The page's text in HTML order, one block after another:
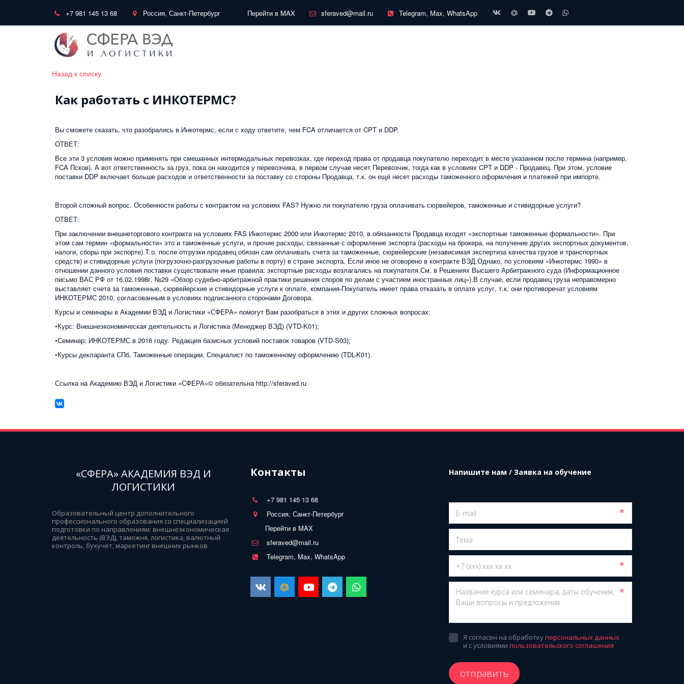
+7 981 145 13 68 Россия, Санкт-Петербург Перейти в MAX sferaved@mail.ru Telegram, Max, WhatsApp
Назад к списку
Как работать с ИНКОТЕРМС?
Вы сможете сказать, что разобрались в Инкотермс, если с ходу ответите, чем FCA отличается от CPT и DDP.
ОТВЕТ:
Все эти 3 условия можно применять при смешанных интермодальных перевозках, где переход права от продавца покупателю переходит в месте указанном после термина (например,
FCA Псков). А вот ответственность за груз, пока он находится у перевозчика, в первом случае несет Перевозчик, тогда как в условиях CPT и DDP - Продавец. При этом, условие
поставки DDP включает больше расходов и ответственности за поставку со стороны Продавца, т.к. он ещё несет расходы таможенного оформления и платежей при импорте.
Второй сложный вопрос. Особенности работы с контрактом на условиях FAS? Нужно ли покупателю груза оплачивать сюрвейеров, таможенные и стивидорные услуги?
ОТВЕТ:
При заключении внешнеторгового контракта на условиях FAS Инкотермс 2000 или Инкотермс 2010, в обязанности Продавца входят «экспортные таможенные формальности». При
этом сам термин «формальности» это и таможенные услуги, и прочие расходы, связанные с оформление экспорта (расходы на брокера, на получение других экспортных документов,
налоги, сборы при экспорте).Т.о. после отгрузки продавец обязан сам оплачивать счета за таможенные, сюрвейерские (независимая экспертиза качества грузов и транспортных
средств) и стивидорные услуги (погрузочно-разгрузочные работы в порту) в стране экспорта. Если иное не оговорено в контракте ВЭД.Однако, по условиям «Инкотермс 1990» в
отношении данного условия поставки существовали иные правила: экспортные расходы возлагались на покупателя.См. в Решениях Высшего Арбитражного суда (Информационное
письмо ВАС РФ от 16.02.1998г. №29 «Обзор судебно-арбитражной практики решения споров по делам с участием иностранных лиц»).В случае, если продавец груза неправомерно
выставляет счета за таможенные, сюрвейерские и стивидорные услуги к оплате, компания-Покупатель имеет права отказать в оплате услуг, т.к. они противоречат условиям
ИНКОТЕРМС 2010, согласованным в условиях подписанного сторонами Договора.
Курсы и семинары в Академии ВЭД и Логистики «СФЕРА» помогут Вам разобраться в этих и других сложных вопросах:
•Курс: Внешнеэкономическая деятельность и Логистика (Менеджер ВЭД) (VTD-K01);
•Семинар: ИНКОТЕРМС в 2016 году. Редакция базисных условий поставок товаров (VTD-S03);
•Курсы декларанта СПб. Таможенные операции. Специалист по таможенному оформлению (TDL-K01).
Ссылка на Академию ВЭД и Логистики «СФЕРА»© обязательна http://sferaved.ru
«СФЕРА» АКАДЕМИЯ ВЭД И
ЛОГИСТИКИ
Образовательный центр дополнительного
профессионального образования со специализацией
подготовки по направлениям: внешнеэкономическая
деятельность (ВЭД), таможня, логистика, валютный
контроль, бухучёт, маркетинг внешних рынков
Контакты
+7 981 145 13 68
Россия, Санкт-Петербург
Перейти в MAX
sferaved@mail.ru
Telegram, Max, WhatsApp
Напишите нам / Заявка на обучение
*
*
*
Я согласен на обработкуперсональных данных
и с условиями пользовательского соглашения
отправить